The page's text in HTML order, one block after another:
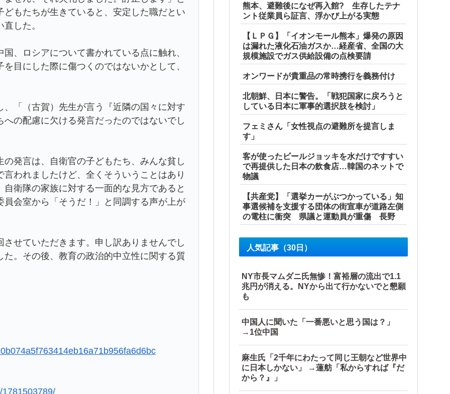
もたちが生きていると、安定した職だとい
した。
、ロシアについて書かれている点に触れ、
目にした際に傷つくのではないかとして、
「（古賀）先生が言う『近隣の国々に対す
の配慮に欠ける発言だったのではないでし
発言は、自衛官の子どもたち、みんな貧し
われましたけど、全くそういうことはあり
衛隊の家族に対する一面的な見方であると
会室から「そうだ！」と同調する声が上が
せていただきます。申し訳ありませんでし
。その後、教育の政治的中立性に関する質
熊本、避難後になぜ再入館? 生存したテナ
ント従業員ら証言、浮かび上がる実態
【ＬＰＧ】「イオンモール熊本」爆発の原因
は漏れた液化石油ガスか…経産省、全国の大
規模施設でガス供給設備の点検要請
オンワードが貴重品の常時携行を義務付け
北朝鮮、日本に警告。「戦犯国家に戻ろうと
している日本に軍事的選択肢を検討」
フェミさん「女性視点の避難所を提言しま
す」
客が使ったビールジョッキを水だけですすい
で再提供した日本の飲食店…韓国のネットで
物議
【共産党】「選挙カーがぶつかっている」知
事選候補を支援する団体の街宣車が道路左側
の電柱に衝突 県議と運動員が重傷 長野
人気記事（30日）
NY市長マムダニ氏無惨！富裕層の流出で1.1
兆円が消える。NYから出て行かないでと懇願
も
中国人に聞いた「一番悪いと思う国は？」
→1位中国
麻生氏「2千年にわたって同じ王朝など世界中
に日本しかない」 →蓮舫「私からすれば『だ
から？』」